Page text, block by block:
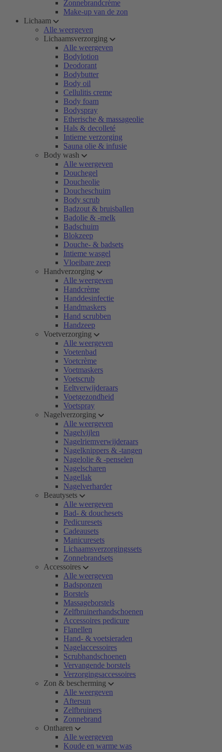
Zonnebrandcrème
Make-up van de zon
Lichaam
Alle weergeven
Lichaamsverzorging
Alle weergeven
Bodylotion
Deodorant
Bodybutter
Body oil
Cellulitis creme
Body foam
Bodyspray
Etherische & massageolie
Hals & decolleté
Intieme verzorging
Sauna olie & infusie
Body wash
Alle weergeven
Douchegel
Doucheolie
Doucheschuim
Body scrub
Badzout & bruisballen
Badolie & -melk
Badschuim
Blokzeep
Douche- & badsets
Intieme wasgel
Vloeibare zeep
Handverzorging
Alle weergeven
Handcrème
Handdesinfectie
Handmaskers
Hand scrubben
Handzeep
Voetverzorging
Alle weergeven
Voetenbad
Voetcrème
Voetmaskers
Voetscrub
Eeltverwijderaars
Voetgezondheid
Voetspray
Nagelverzorging
Alle weergeven
Nagelvijlen
Nagelriemverwijderaars
Nagelknippers & -tangen
Nagelolie & -penselen
Nagelscharen
Nagellak
Nagelverharder
Beautysets
Alle weergeven
Bad- & douchesets
Pedicuresets
Cadeausets
Manicuresets
Lichaamsverzorgingssets
Zonnebrandsets
Accessoires
Alle weergeven
Badsponzen
Borstels
Massageborstels
Zelfbruinerhandschoenen
Accessoires pedicure
Flanellen
Hand- & voetsieraden
Nagelaccessoires
Scrubhandschoenen
Vervangende borstels
Verzorgingsaccessoires
Zon & bescherming
Alle weergeven
Aftersun
Zelfbruiners
Zonnebrand
Ontharen
Alle weergeven
Koude en warme was